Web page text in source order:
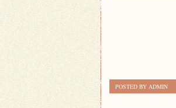
POSTED BY ADMIN